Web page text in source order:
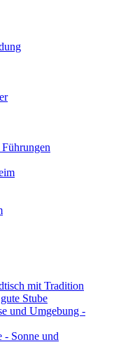
mit Tradition
Stube
und Umgebung -
- Sonne und